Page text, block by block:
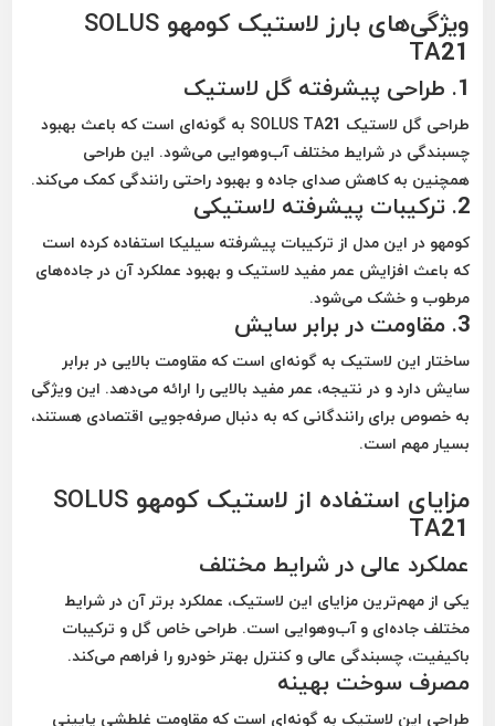
ویژگی‌های بارز لاستیک کومهو SOLUS
TA21
1. طراحی پیشرفته گل لاستیک
طراحی گل لاستیک SOLUS TA21 به گونه‌ای است که باعث بهبود
چسبندگی در شرایط مختلف آب‌وهوایی می‌شود. این طراحی
همچنین به کاهش صدای جاده و بهبود راحتی رانندگی کمک می‌کند.
2. ترکیبات پیشرفته لاستیکی
کومهو در این مدل از ترکیبات پیشرفته سیلیکا استفاده کرده است
که باعث افزایش عمر مفید لاستیک و بهبود عملکرد آن در جاده‌های
مرطوب و خشک می‌شود.
3. مقاومت در برابر سایش
ساختار این لاستیک به گونه‌ای است که مقاومت بالایی در برابر
سایش دارد و در نتیجه، عمر مفید بالایی را ارائه می‌دهد. این ویژگی
به خصوص برای رانندگانی که به دنبال صرفه‌جویی اقتصادی هستند،
بسیار مهم است.
مزایای استفاده از لاستیک کومهو SOLUS
TA21
عملکرد عالی در شرایط مختلف
یکی از مهم‌ترین مزایای این لاستیک، عملکرد برتر آن در شرایط
مختلف جاده‌ای و آب‌وهوایی است. طراحی خاص گل و ترکیبات
باکیفیت، چسبندگی عالی و کنترل بهتر خودرو را فراهم می‌کند.
مصرف سوخت بهینه
طراحی این لاستیک به گونه‌ای است که مقاومت غلطشی پایینی